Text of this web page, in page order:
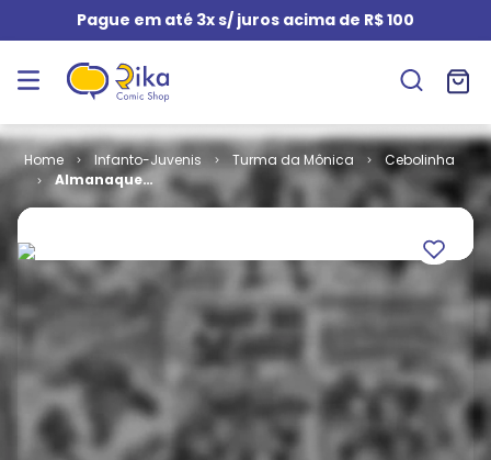
Pague em até 3x s/ juros acima de R$ 100
Infanto-Juvenis Turma da Mônica
Cebolinha
Almanaque
do Cebolinha